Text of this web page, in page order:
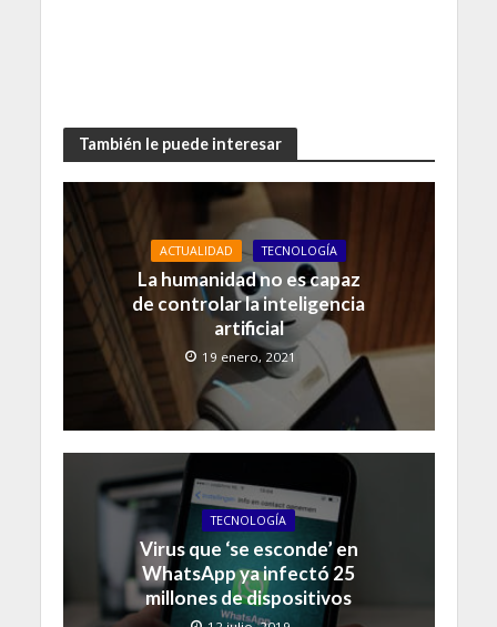
También le puede interesar
ACTUALIDAD TECNOLOGÍA
La humanidad no es capaz
de controlar la inteligencia
artificial
19 enero, 2021
TECNOLOGÍA
Virus que ‘se esconde’ en
WhatsApp ya infectó 25
millones de dispositivos